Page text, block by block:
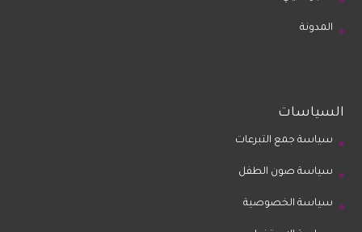
المدونة
السياسات
سياسة جمع التبرعات
سياسة صون الطفل
سياسة الخصوصية